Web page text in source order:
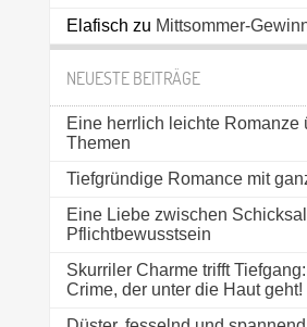
Elafisch zu Mittsommer-
NEUESTE BEITRÄGE
Eine herrlich leichte Romanze
Themen
Tiefgründige Romance mit
Eine Liebe zwischen
Pflichtbewusstsein
Skurriler Charme trifft
Crime, der unter die Haut geht!